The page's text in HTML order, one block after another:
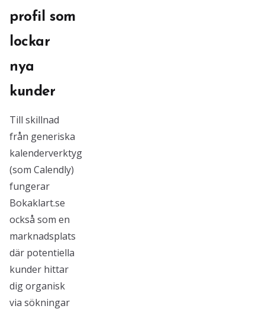
profil som
lockar
nya
kunder
Till skillnad
från generiska
kalenderverktyg
(som Calendly)
fungerar
Bokaklart.se
också som en
marknadsplats
där potentiella
kunder hittar
dig organisk
via sökningar